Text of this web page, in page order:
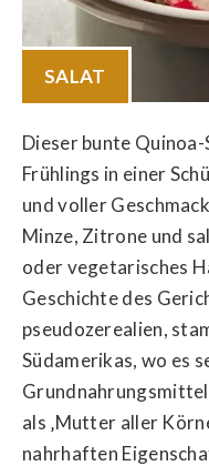
SALAT
Dieser bunte
Frühlings in einer
und voller
Minze, Zitrone und
oder vegetarisches
Geschichte des
pseudozerealien,
Südamerikas, wo es
als ‚Mutter aller
nahrhaften